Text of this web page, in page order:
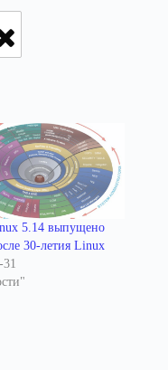
5.14 выпущено
30-летия Linux
31